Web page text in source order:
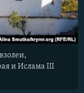
и Ислама ІІІ